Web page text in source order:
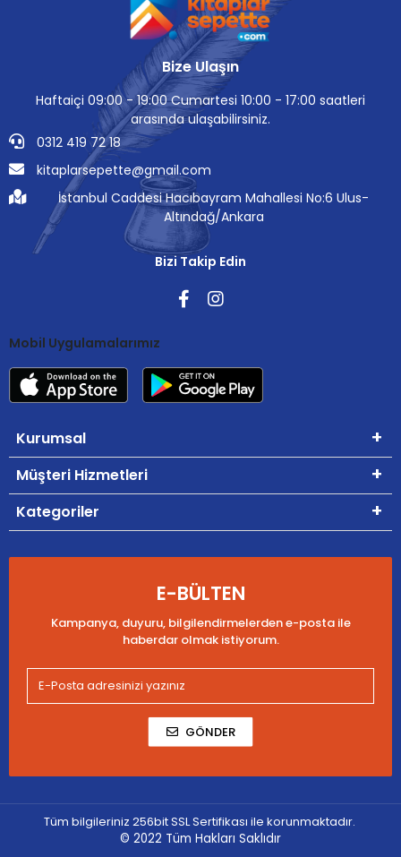
Bize Ulaşın
Haftaiçi 09:00 - 19:00 Cumartesi 10:00 - 17:00 saatleri
arasında ulaşabilirsiniz.
0312 419 72 18
kitaplarsepette@gmail.com
İstanbul Caddesi Hacıbayram Mahallesi No:6 Ulus-
Altındağ/Ankara
Bizi Takip Edin
Mobil Uygulamalarımız
Kurumsal
Müşteri Hizmetleri
Kategoriler
E-BÜLTEN
Kampanya, duyuru, bilgilendirmelerden e-posta ile
haberdar olmak istiyorum.
GÖNDER
Tüm bilgileriniz 256bit SSL Sertifikası ile korunmaktadır.
© 2022 Tüm Hakları Saklıdır